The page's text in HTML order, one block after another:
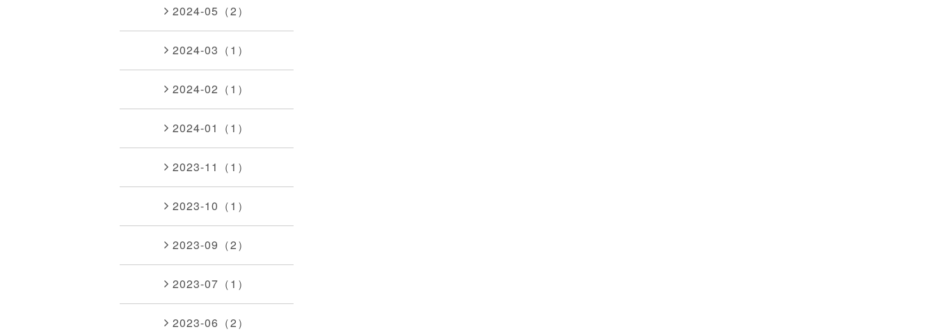
2024-05（2）
2024-03（1）
2024-02（1）
2024-01（1）
2023-11（1）
2023-10（1）
2023-09（2）
2023-07（1）
2023-06（2）